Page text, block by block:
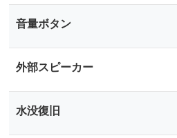
音量ボタン
外部スピーカー
水没復旧